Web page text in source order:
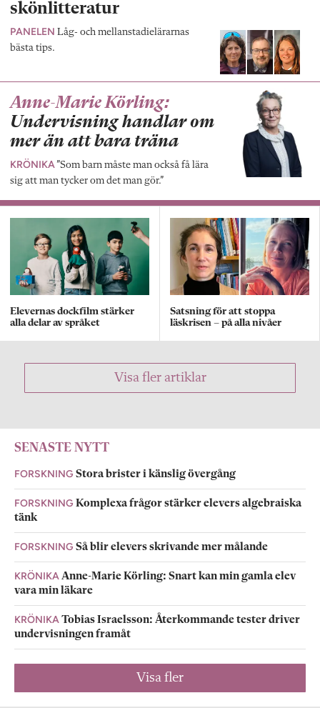
skönlitteratur
PANELEN Låg- och mellanstadielärarnas
bästa tips.
Anne-Marie Körling:
Undervisning handlar om
mer än att bara träna
KRÖNIKA”Som barn måste man också få lära
sig att man tycker om det man gör.”
Elevernas dockfilm stärker
alla delar av språket
Satsning för att stoppa
läskrisen – på alla nivåer
Visa fler artiklar
SENASTE NYTT
FORSKNING Stora brister i känslig övergång
FORSKNING Komplexa frågor stärker elevers algebraiska
tänk
FORSKNING Så blir elevers skrivande mer målande
KRÖNIKA Anne-Marie Körling: Snart kan min gamla elev
vara min läkare
KRÖNIKA Tobias Israelsson: Återkommande tester driver
undervisningen framåt
Visa fler